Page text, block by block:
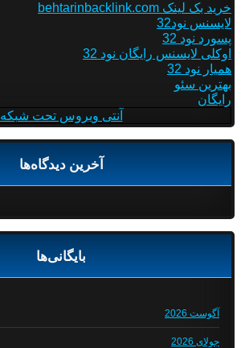
خرید بک لینک behtarinbacklink.com
لایسنس نود32
پسورد نود 32
اوکلی لایسنس رایگان نود 32
همیار نود 32
بهترین سئو
رایگان
آنتی ویروس تحت شبکه
آخرین دیدگاه‌ها
بایگانی‌ها
آگوست 2026
جولای 2026